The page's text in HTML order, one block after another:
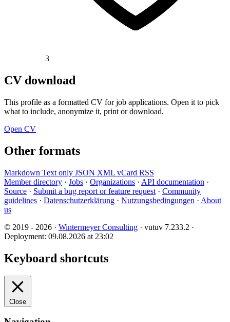
3
CV download
This profile as a formatted CV for job applications. Open it to pick
what to include, anonymize it, print or download.
Open CV
Other formats
Markdown Text only JSON XML vCard RSS
Member directory · Jobs · Organizations · API documentation ·
Source · Submit a bug report or feature request · Community
guidelines · Datenschutzerklärung · Nutzungsbedingungen · About
us
© 2019 - 2026 · Wintermeyer Consulting · vutuv 7.233.2 ·
Deployment: 09.08.2026 at 23:02
Keyboard shortcuts
Close